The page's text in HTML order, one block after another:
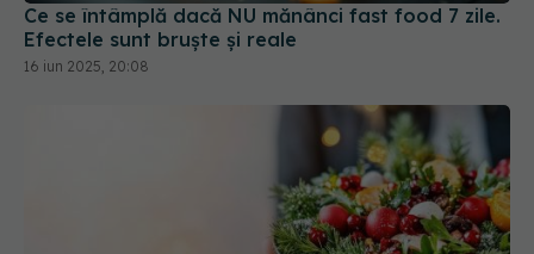
Ce se întâmplă dacă NU mănânci fast food 7 zile.
Efectele sunt bruște și reale
16 iun 2025, 20:08